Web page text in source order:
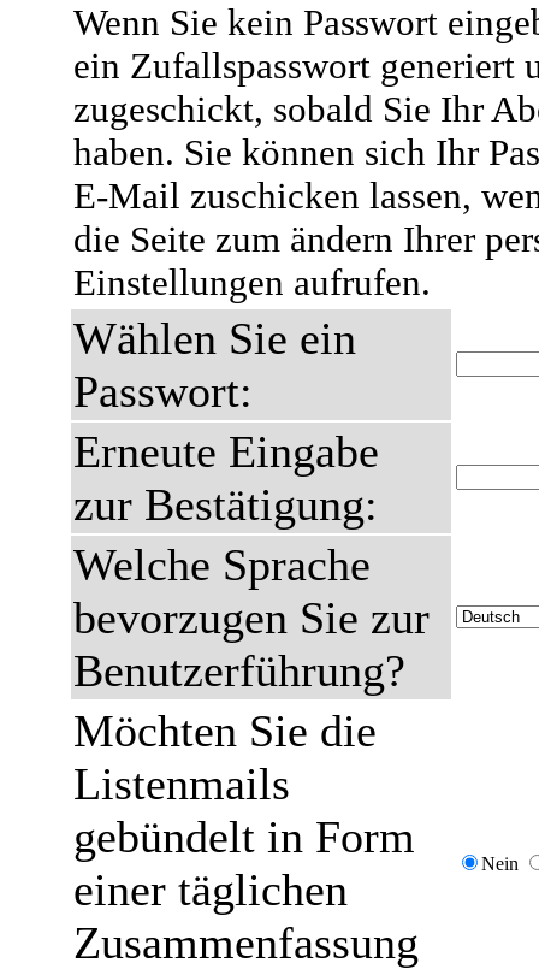
Wenn Sie kein Passwort
ein Zufallspasswort generiert
zugeschickt, sobald Sie Ihr
haben. Sie können sich Ihr
E-Mail zuschicken lassen,
die Seite zum ändern Ihrer
Einstellungen aufrufen.
Wählen Sie ein
Passwort:
Erneute Eingabe
zur Bestätigung:
Welche Sprache
bevorzugen Sie zur
Benutzerführung?
Möchten Sie die
Listenmails
gebündelt in Form
einer täglichen
Zusammenfassung
Nein